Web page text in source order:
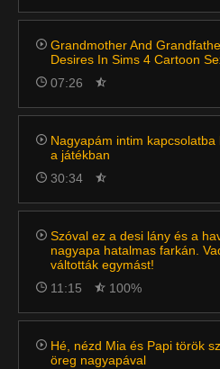
Grandmother And
Desires In Sims 4 Cartoon
07:26
Nagyapám intim
a játékban
30:34
Szóval ez a desi lány és a
nagyapa hatalmas farkán.
váltották egymást!
11:15
100%
Hé, nézd Mia és Papi török
öreg nagyapával